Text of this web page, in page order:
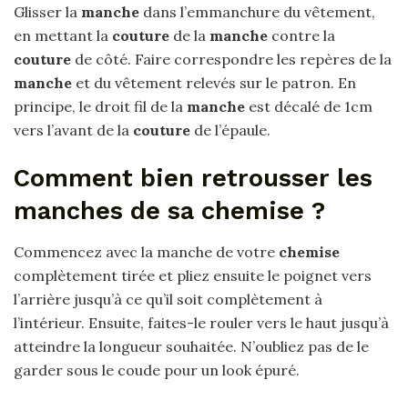
Glisser la manche dans l’emmanchure du vêtement,
en mettant la couture de la manche contre la
couture de côté. Faire correspondre les repères de la
manche et du vêtement relevés sur le patron. En
principe, le droit fil de la manche est décalé de 1cm
vers l’avant de la couture de l’épaule.
Comment bien retrousser les
manches de sa chemise ?
Commencez avec la manche de votre chemise
complètement tirée et pliez ensuite le poignet vers
l’arrière jusqu’à ce qu’il soit complètement à
l’intérieur. Ensuite, faites-le rouler vers le haut jusqu’à
atteindre la longueur souhaitée. N’oubliez pas de le
garder sous le coude pour un look épuré.